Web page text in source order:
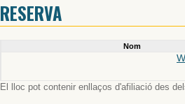
RESERVA
Nom
El lloc pot contenir enllaços d'afiliació des